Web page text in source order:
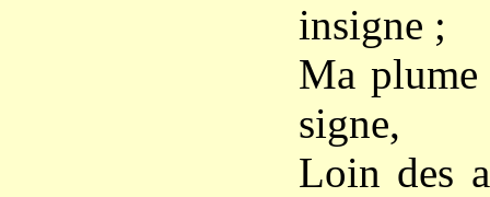
insigne ;
Ma
signe,
Loin des